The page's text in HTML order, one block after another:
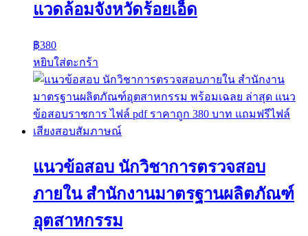
แวดล้อมจังหวัดร้อยเอ็ด
฿380
หยิบใส่ตะกร้า
แนวข้อสอบ นักวิชาการตรวจสอบ
ภายใน สำนักงานมาตรฐานผลิตภัณฑ์
อุตสาหกรรม